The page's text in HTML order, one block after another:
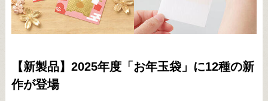
【新製品】2025年度「お年玉袋」に12種の新
作が登場